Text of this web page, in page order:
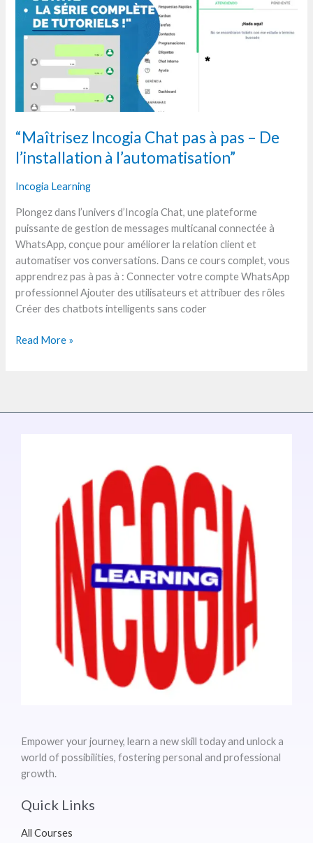
“Maîtrisez Incogia Chat pas à pas – De
l’installation à l’automatisation”
Incogia Learning
Plongez dans l’univers d’Incogia Chat, une plateforme
puissante de gestion de messages multicanal connectée à
WhatsApp, conçue pour améliorer la relation client et
automatiser vos conversations. Dans ce cours complet, vous
apprendrez pas à pas à : Connecter votre compte WhatsApp
professionnel Ajouter des utilisateurs et attribuer des rôles
Créer des chatbots intelligents sans coder
pas
pas
l’installation
Read More »
Empower your journey, learn a new skill today and unlock a
world of possibilities, fostering personal and professional
growth.
Quick Links
All Courses